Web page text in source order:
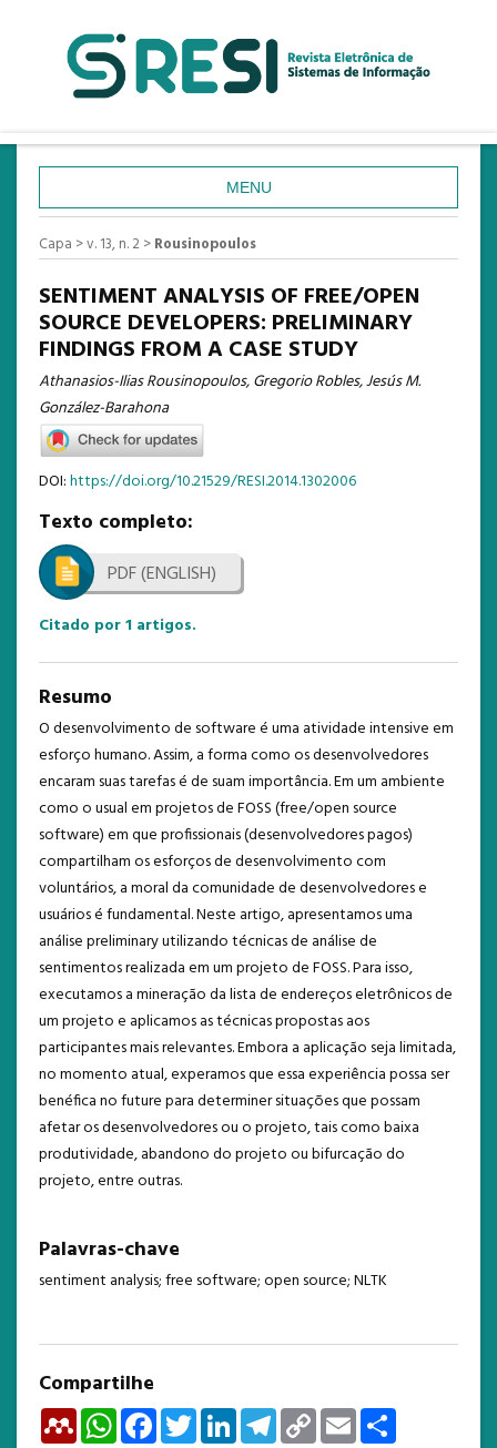
MENU
CAPA
SOBRE
ACESSO
CADASTRO
PESQUISA
ATUAL
ANTERIORES
NOTÍCIAS
ESTATÍSTICAS
TEMPLATE
Capa >v. 13, n. 2>Rousinopoulos
SENTIMENT ANALYSIS OF FREE/OPEN
SOURCE DEVELOPERS: PRELIMINARY
FINDINGS FROM A CASE STUDY
Athanasios-Ilias Rousinopoulos, Gregorio Robles, Jesús M.
González-Barahona
DOI:https://doi.org/10.21529/RESI.2014.1302006
Texto completo:
PDF (ENGLISH)
Citado por1 artigos.
Resumo
O desenvolvimento de software é uma atividade intensive em
esforço humano. Assim, a forma como os desenvolvedores
encaram suas tarefas é de suam importância. Em um ambiente
como o usual em projetos de FOSS (free/open source
software) em que profissionais (desenvolvedores pagos)
compartilham os esforços de desenvolvimento com
voluntários, a moral da comunidade de desenvolvedores e
usuários é fundamental. Neste artigo, apresentamos uma
análise preliminary utilizando técnicas de análise de
sentimentos realizada em um projeto de FOSS. Para isso,
executamos a mineração da lista de endereços eletrônicos de
um projeto e aplicamos as técnicas propostas aos
participantes mais relevantes. Embora a aplicação seja limitada,
no momento atual, experamos que essa experiência possa ser
benéfica no future para determiner situações que possam
afetar os desenvolvedores ou o projeto, tais como baixa
produtividade, abandono do projeto ou bifurcação do
projeto, entre outras.
Palavras-chave
sentiment analysis; free software; open source; NLTK
Compartilhe
MendeleyWhatsAppFacebookTwitterLinkedInTelegramCopy
Link
Email